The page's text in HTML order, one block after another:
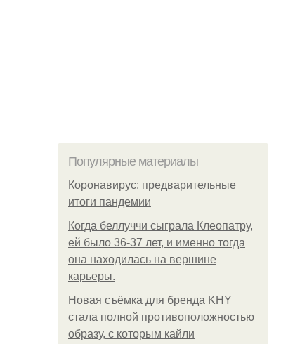
Популярные материалы
Коронавирус: предварительные
итоги пандемии
Когда беллуччи сыграла Клеопатру,
ей было 36-37 лет, и именно тогда
она находилась на вершине
карьеры.
Новая съёмка для бренда KHY
стала полной противоположностью
образу, с которым кайли